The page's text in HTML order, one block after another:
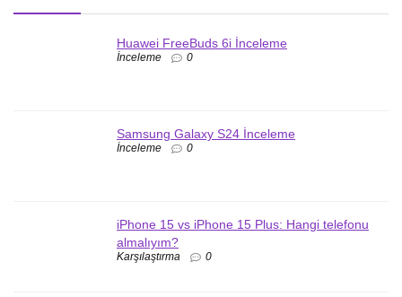
Huawei FreeBuds 6i İnceleme
İnceleme 0
Samsung Galaxy S24 İnceleme
İnceleme 0
iPhone 15 vs iPhone 15 Plus: Hangi telefonu
almalıyım?
Karşılaştırma 0